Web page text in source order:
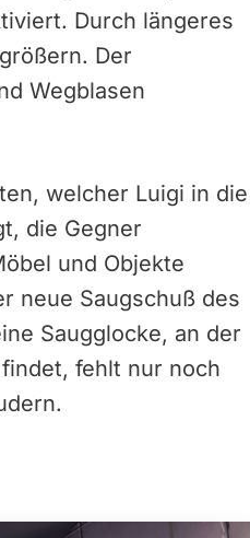
Durch längeres
Der
Wegblasen
welcher Luigi in die
die Gegner
und Objekte
neue Saugschuß des
Saugglocke, an der
fehlt nur noch